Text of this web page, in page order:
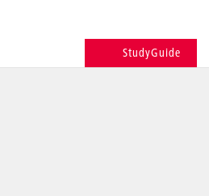
StudyGuide